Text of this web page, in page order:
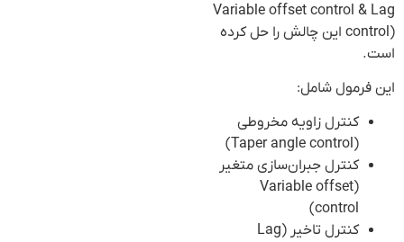
Variable offset control & Lag
control) این چالش را حل کرده
است.
این فرمول شامل:
کنترل زاویه مخروطی
(Taper angle control)
کنترل جبران‌سازی متغیر
(Variable offset
control)
کنترل تاخیر (Lag